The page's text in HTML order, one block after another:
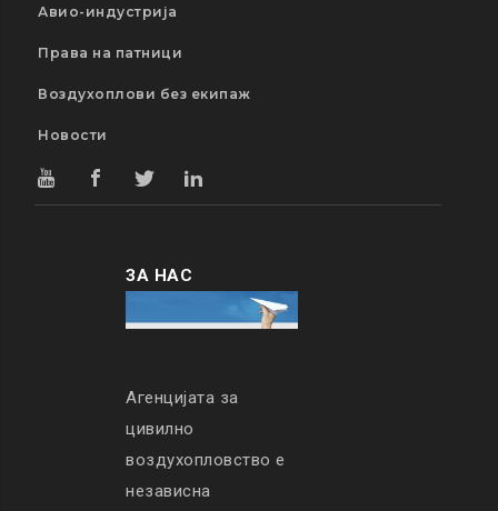
Авио-индустрија
Права на патници
Воздухоплови без екипаж
Новости
ЗА НАС
Агенцијата за
цивилно
воздухопловство е
независна